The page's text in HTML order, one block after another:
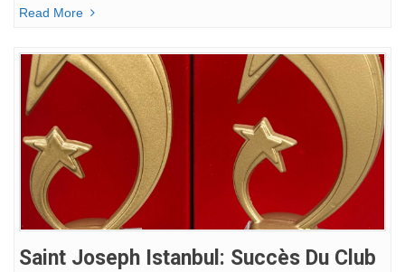
Read More
Saint Joseph Istanbul: Succès Du Club